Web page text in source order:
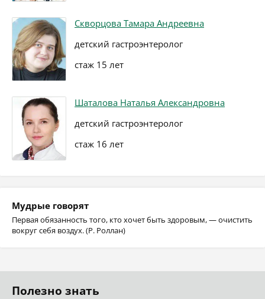
Скворцова Тамара Андреевна
детский гастроэнтеролог
стаж 15 лет
Шаталова Наталья Александровна
детский гастроэнтеролог
стаж 16 лет
Мудрые говорят
Первая обязанность того, кто хочет быть здоровым, — очистить
вокруг себя воздух. (Р. Роллан)
Полезно знать